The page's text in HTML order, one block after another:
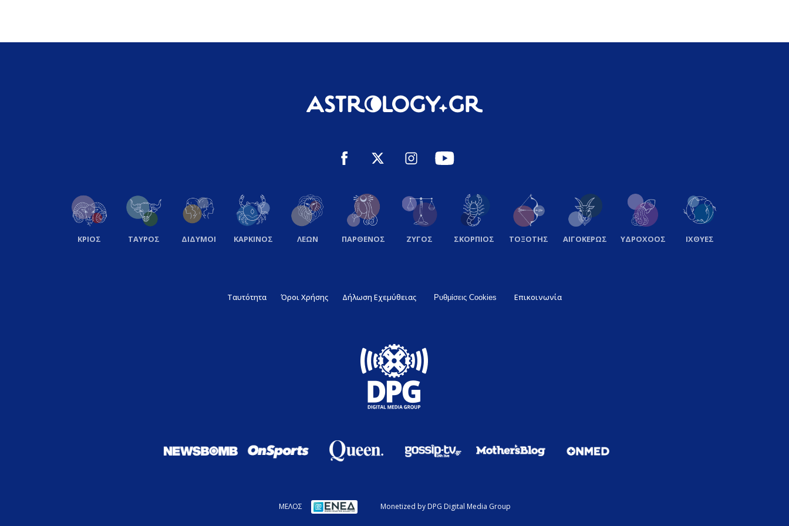
ΚΡΙΟΣ ΤΑΥΡΟΣ ΔΙΔΥΜΟΙ ΚΑΡΚΙΝΟΣ ΛΕΩΝ ΠΑΡΘΕΝΟΣ ΖΥΓΟΣ ΣΚΟΡΠΙΟΣ ΤΟΞΟΤΗΣ ΑΙΓΟΚΕΡΩΣ ΥΔΡΟΧΟΟΣ ΙΧΘΥΕΣ
Ταυτότητα Όροι Χρήσης Δήλωση Εχεμύθειας Ρυθμίσεις Cookies Επικοινωνία
ΜΕΛΟΣ Monetized by DPG Digital Media Group